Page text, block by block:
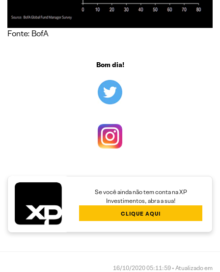
Fonte: BofA
Bom dia!
Se você ainda não tem conta na XP
Investimentos, abra a sua!
CLIQUE AQUI
16/10/2020 05:11:59 • Atualizado em